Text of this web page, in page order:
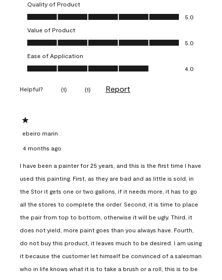
Quality of Product
Quality of Product, 5.0 out of 5
5.0
Value of Product
Value of Product, 5.0 out of 5
5.0
Ease of Application
Ease of Application, 4.0 out of 5
4.0
Helpful? (1) (1) Report
1 out of 5 stars.
ebeiro marin
4 months ago
I have been a painter for 25 years, and this is the first time I have
used this painting. First, as they are bad and as little is sold, in
the Stor it gets one or two gallons, if it needs more, it has to go
all the stores to complete the order. Second, it is time to place
the pair from top to bottom, otherwise it will be ugly. Third, it
does not yield, more paint goes than you always have. Fourth,
do not buy this product, it leaves much to be desired. I am using
it because the customer let himself be convinced of a salesman
who in life knows what it is to take a brush or a roll, this is to be